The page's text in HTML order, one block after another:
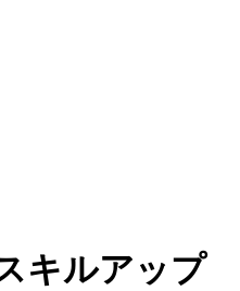
キルアップ